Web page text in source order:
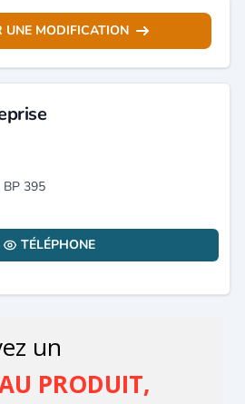
UNE MODIFICATION
BP 395
TÉLÉPHONE